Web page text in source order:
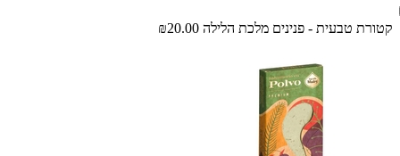
קטורת טבעית - פנינים מלכת הלילה ₪20.00